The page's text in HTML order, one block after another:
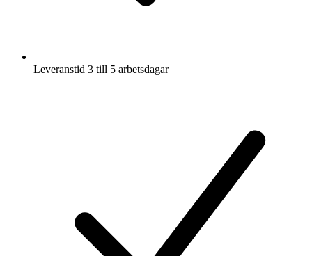
Leveranstid 3 till 5 arbetsdagar